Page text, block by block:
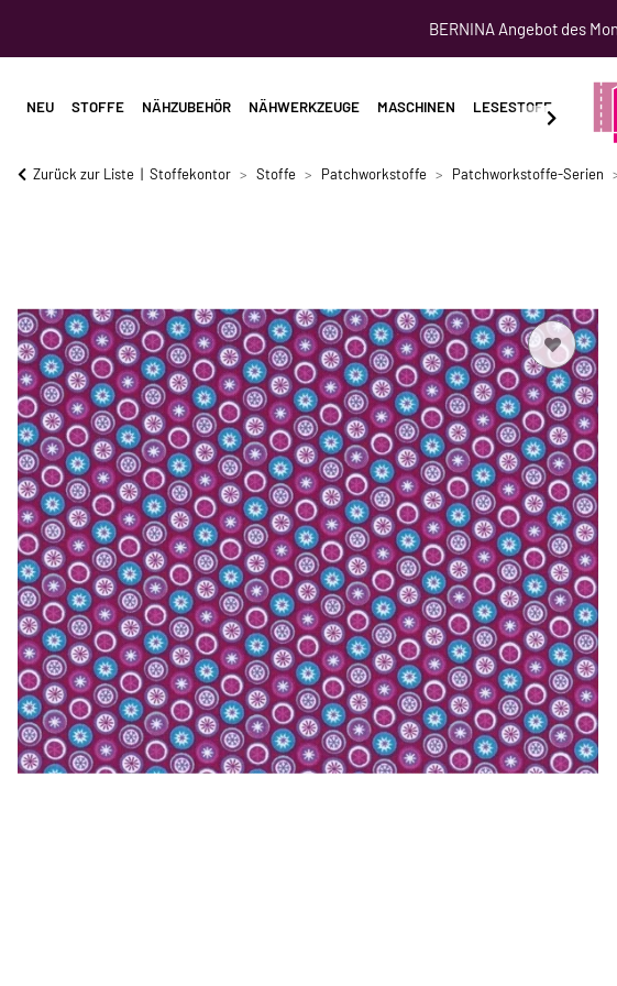
BERNINA Angebot des
NEU STOFFE NÄHZUBEHÖR NÄHWERKZEUGE MASCHINEN LESESTOFF
Zurück zur Liste Stoffekontor Stoffe Patchworkstoffe Patchworkstoffe-Serien